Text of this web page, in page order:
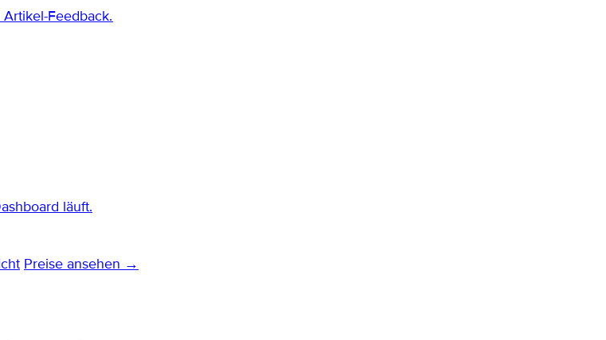
Feedback.
läuft.
Preise ansehen →